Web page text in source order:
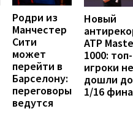
Родри из
Манчестер
Сити
может
перейти в
Барселону:
переговоры
ведутся
Новый
ATP
1000:
игроки не
дошли до
1/16